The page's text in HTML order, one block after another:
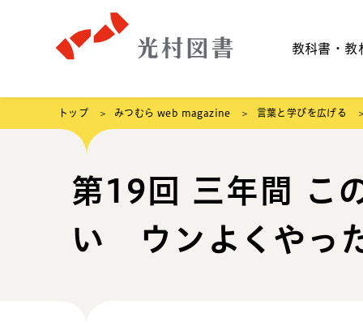
教科書・教
トップ みつむら web magazine 言葉と学びを広げる
第19回 三年間 こ
い ウンよくやっ